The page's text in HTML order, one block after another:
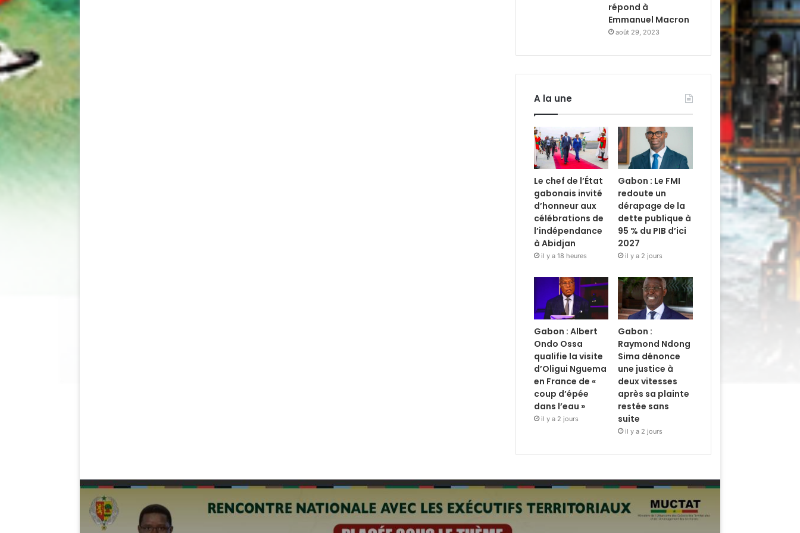
répond à
Emmanuel Macron
août 29, 2023
A la une
Le chef de l’État
gabonais invité
d’honneur aux
célébrations de
l’indépendance
à Abidjan
il y a 18 heures
Gabon : Le FMI
redoute un
dérapage de la
dette publique à
95 % du PIB d’ici
2027
il y a 2 jours
Gabon : Albert
Ondo Ossa
qualifie la visite
d’Oligui Nguema
en France de «
coup d’épée
dans l’eau »
il y a 2 jours
Gabon :
Raymond Ndong
Sima dénonce
une justice à
deux vitesses
après sa plainte
restée sans
suite
il y a 2 jours